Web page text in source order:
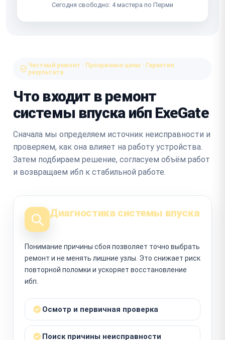
Сегодня свободно: 4 мастера по Перми
Честный ремонт · Прозрачные цены · Гарантия
результата
Что входит в ремонт
системы впуска ибп ExeGate
Сначала мы определяем источник неисправности и
проверяем, как она влияет на работу устройства.
Затем подбираем решение, согласуем объём работ
и возвращаем ибп к стабильной работе.
Диагностика системы впуска
Понимание причины сбоя позволяет точно выбрать
ремонт и не менять лишние узлы. Это снижает риск
повторной поломки и ускоряет восстановление
ибп.
Осмотр и первичная проверка
Поиск причины неисправности